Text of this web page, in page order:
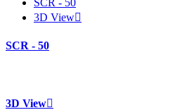
3D View
SCR - 50
3D View